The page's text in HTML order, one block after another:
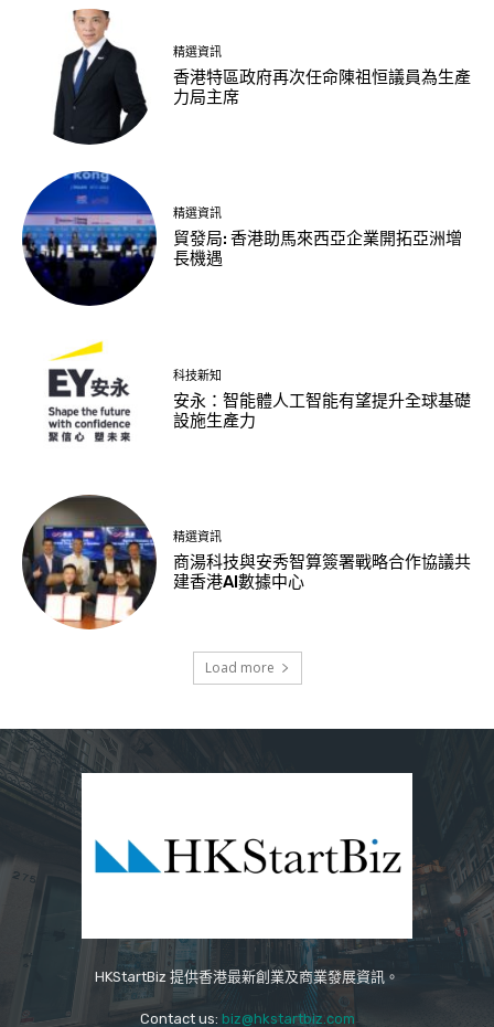
精選資訊
香港特區政府再次任命陳祖恒議員為生產
力局主席
精選資訊
貿發局: 香港助馬來西亞企業開拓亞洲增
長機遇
科技新知
安永：智能體人工智能有望提升全球基礎
設施生產力
精選資訊
商湯科技與安秀智算簽署戰略合作協議共
建香港AI數據中心
Load more
HKStartBiz 提供香港最新創業及商業發展資訊。
Contact us: biz@hkstartbiz.com